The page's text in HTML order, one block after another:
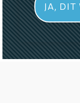
JA,